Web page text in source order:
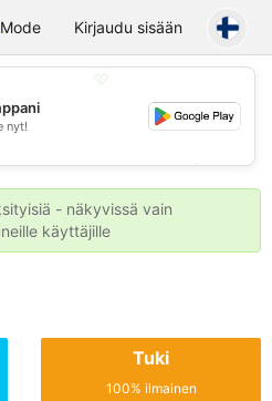
Dating
Mode Kirjaudu sisään
💕
nyt!
- näkyvissä vain
käyttäjille
Tuki
100% ilmainen